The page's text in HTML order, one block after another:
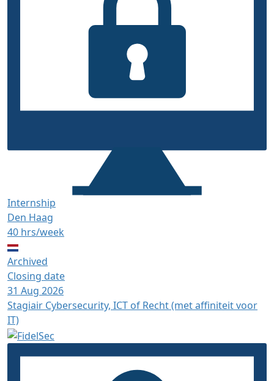
Internship
Den Haag
40 hrs/week
Archived
Closing date
31 Aug 2026
Stagiair Cybersecurity, ICT of Recht (met affiniteit voor
IT)